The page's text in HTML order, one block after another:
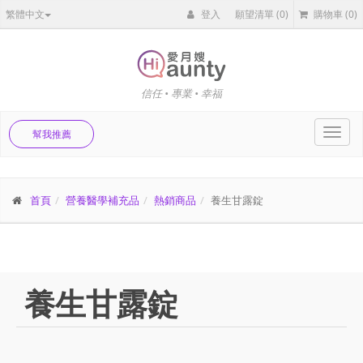
繁體中文 登入 願望清單(0) 購物車 (0)
信任 • 專業 • 幸福
幫我推薦
首頁 營養醫學補充品 熱銷商品 養生甘露錠
養生甘露錠